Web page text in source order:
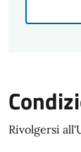
Rivolgersi